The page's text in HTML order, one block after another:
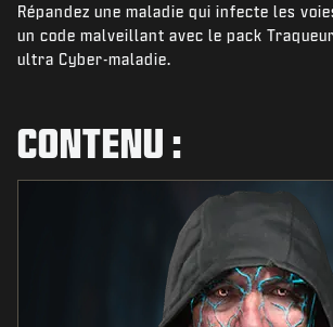
ACTUS
BOUTIQUE
ASSISTANCE
|
Répandez une maladie qui infecte les
un code malveillant avec le pack
ultra Cyber-maladie.
CONTENU :